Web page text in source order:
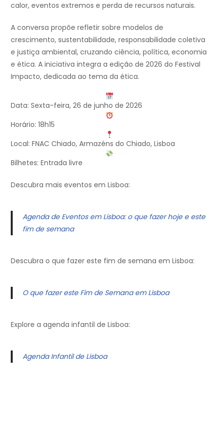
calor, eventos extremos e perda de recursos naturais.
A conversa propõe refletir sobre modelos de
crescimento, sustentabilidade, responsabilidade coletiva
e justiça ambiental, cruzando ciência, política, economia
e ética. A iniciativa integra a edição de 2026 do Festival
Impacto, dedicada ao tema da ética.
Data: Sexta-feira, 26 de junho de 2026
Horário: 18h15
Local: FNAC Chiado, Armazéns do Chiado, Lisboa
Bilhetes: Entrada livre
Descubra mais eventos em Lisboa:
Agenda de Eventos em Lisboa: o que fazer hoje e este
fim de semana
Descubra o que fazer este fim de semana em Lisboa:
O que fazer este Fim de Semana em Lisboa
Explore a agenda infantil de Lisboa:
Agenda Infantil de Lisboa